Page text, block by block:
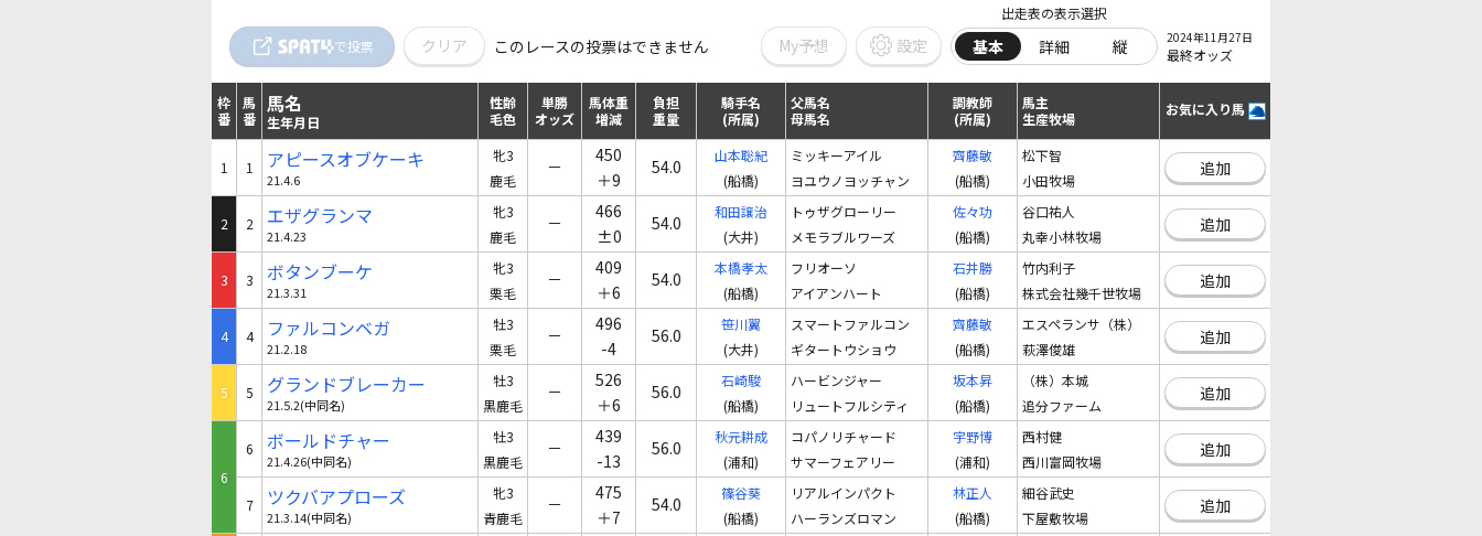
で投票 クリア このレースの投票はできません My予想 設定
出走表の表示選択
基本 詳細 縦 2024年11月27日
最終オッズ
枠
番
馬
番
馬名
生年月日
性齢
毛色
単勝
オッズ
馬体重
増減
負担
重量
騎手名
(所属)
父馬名
母馬名
調教師
(所属)
馬主
生産牧場
お気に入り馬
1 1 アピースオブケーキ
21.4.6
牝3
鹿毛
－
450
＋9
54.0
山本聡紀
(船橋)
ミッキーアイル
ヨユウノヨッチャン
齊藤敏
(船橋)
松下智
小田牧場
追加
2 2 エザグランマ
21.4.23
牝3
鹿毛
－
466
±0
54.0
和田譲治
(大井)
トゥザグローリー
メモラブルワーズ
佐々功
(船橋)
谷口祐人
丸幸小林牧場
追加
3 3 ボタンブーケ
21.3.31
牝3
栗毛
－
409
＋6
54.0
本橋孝太
(船橋)
フリオーソ
アイアンハート
石井勝
(船橋)
竹内利子
株式会社幾千世牧場
追加
4 4 ファルコンベガ
21.2.18
牡3
栗毛
－
496
-4
56.0
笹川翼
(大井)
スマートファルコン
ギタートウショウ
齊藤敏
(船橋)
エスペランサ（株）
萩澤俊雄
追加
5 5 グランドブレーカー
21.5.2(中同名)
牡3
黒鹿毛
－
526
＋6
56.0
石崎駿
(船橋)
ハービンジャー
リュートフルシティ
坂本昇
(船橋)
（株）本城
追分ファーム
追加
6
6 ボールドチャー
21.4.26(中同名)
牡3
黒鹿毛
－
439
-13
56.0
秋元耕成
(浦和)
コパノリチャード
サマーフェアリー
宇野博
(浦和)
西村健
西川富岡牧場
追加
7 ツクバアプローズ
21.3.14(中同名)
牝3
青鹿毛
－
475
＋7
54.0
篠谷葵
(船橋)
リアルインパクト
ハーランズロマン
林正人
(船橋)
細谷武史
下屋敷牧場
追加